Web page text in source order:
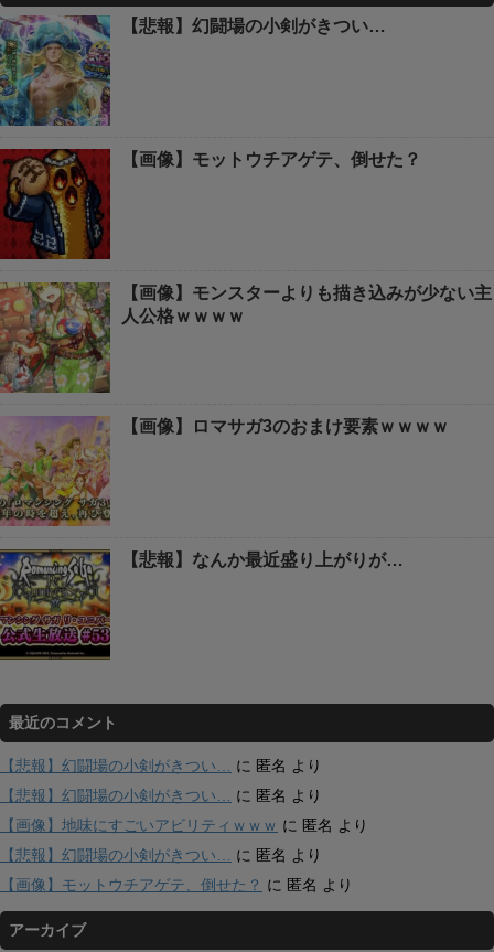
【悲報】幻闘場の小剣がきつい…
【画像】モットウチアゲテ、倒せた？
【画像】モンスターよりも描き込みが少ない主
人公格ｗｗｗｗ
【画像】ロマサガ3のおまけ要素ｗｗｗｗ
【悲報】なんか最近盛り上がりが…
最近のコメント
【悲報】幻闘場の小剣がきつい… に 匿名 より
【悲報】幻闘場の小剣がきつい…
に 匿名 より
【画像】地味にすごいアビリティｗｗｗ に 匿名 より
【悲報】幻闘場の小剣がきつい…
に 匿名 より
【画像】モットウチアゲテ、倒せた？ に 匿名 より
アーカイブ